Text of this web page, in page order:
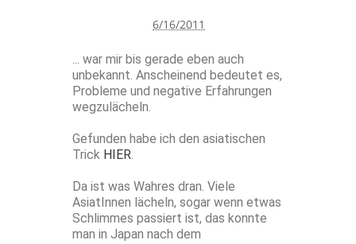
6/16/2011
... war mir bis gerade eben auch
unbekannt. Anscheinend bedeutet es,
Probleme und negative Erfahrungen
wegzulächeln.
Gefunden habe ich den asiatischen
Trick HIER
Da ist was Wahres dran. Viele
AsiatInnen lächeln, sogar wenn etwas
Schlimmes passiert ist, das konnte
man in Japan nach dem